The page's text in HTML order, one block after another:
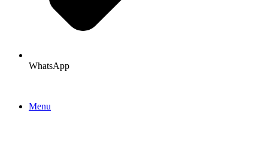
WhatsApp
Menu